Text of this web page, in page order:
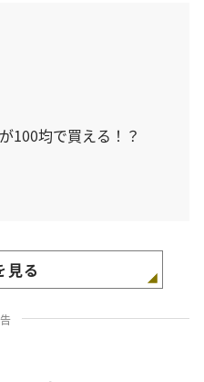
100均で買える！？
見る